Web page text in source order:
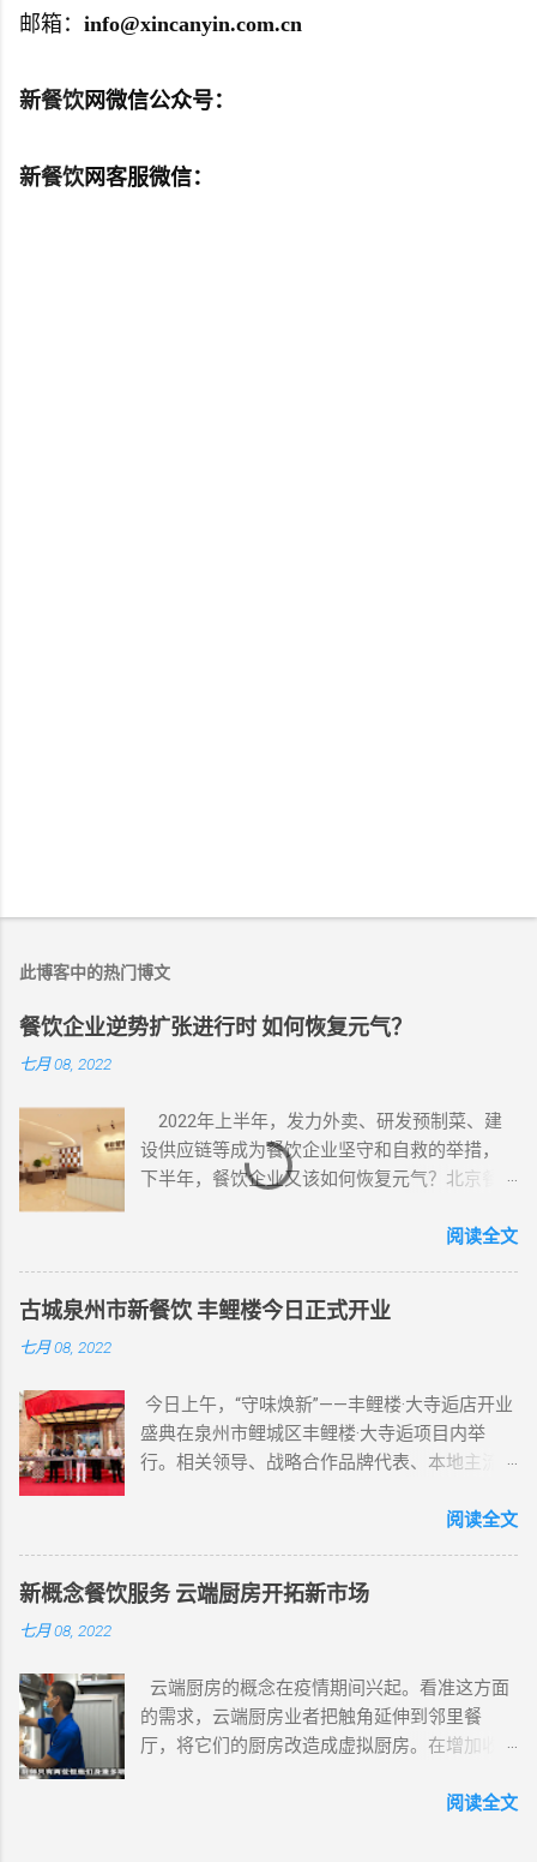
邮箱： info@xincanyin.com.cn
新餐饮网微信公众号：
新餐饮网客服微信：
此博客中的热门博文
餐饮企业逆势扩张进行时 如何恢复元气？
七月 08, 2022
2022年上半年，发力外卖、研发预制菜、建
设供应链等成为餐饮企业坚守和自救的举措，
下半年，餐饮企业又该如何恢复元气？北京餐
捞、九毛九等餐饮企业。 记者走访了北京
往日的热闹。位于大兴区西红门商圈的一位海
底捞工作人员对《证券日报》记者表示：“虽然
关人士在接受《证券日报》记者采访时表示，
外界环境的变化时刻影响着企业，例如受此前
疫情影响，部分地区暂缓堂食，给餐饮行业正
外在环境的变化，更好挖掘或满足消费需求的
同时，保证企业的正常经营；从企业内部治理
而言，企业经营决策并非一成不变的，要着眼
长远，随时适应变化，并做出调整。 国联
目前积极启动变革计划，聚焦现有门店，寻求
业绩改善，但措施落实与见效仍需时间。
值得注意的是，和海底捞同样乐观的还有部分
的步伐。数据显示，2021年全年，百胜中国共
阅读全文
古城泉州市新餐饮 丰鲤楼今日正式开业
七月 08, 2022
今日上午，“守味焕新”——丰鲤楼·大寺逅店开业
盛典在泉州市鲤城区丰鲤楼·大寺逅项目内举
行。相关领导、战略合作品牌代表、本地主流
始，锣鼓喧天，瑞狮欢舞。新世纪1991品牌创
酒店餐饮板块公司总经理周玉娇、新世纪1991
事业部总经理邱宗满等人为丰鲤楼·大寺逅店进
幕。 “丰鲤楼是领秀集团酒店餐饮及公寓板
块公司旗下的精致餐饮品牌，历经试营业打
磨，正式开市迎客，丰鲤楼·大寺逅承袭新世纪
续提供创新闽菜、经典粤菜、手工点心等精致
阅读全文
新概念餐饮服务 云端厨房开拓新市场
七月 08, 2022
云端厨房的概念在疫情期间兴起。看准这方面
的需求，云端厨房业者把触角延伸到邻里餐
厅，将它们的厨房改造成虚拟厨房。在增加收
阅读全文